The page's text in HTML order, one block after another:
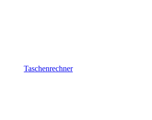
Taschenrechner